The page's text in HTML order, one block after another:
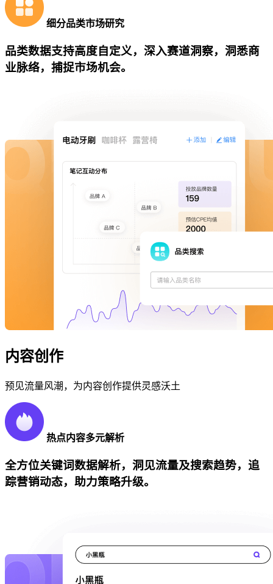
细分品类市场研究
品类数据支持高度自定义，深入赛道洞察，洞悉商
业脉络，捕捉市场机会。
内容创作
预见流量风潮，为内容创作提供灵感沃土
热点内容多元解析
全方位关键词数据解析，洞见流量及搜索趋势，追
踪营销动态，助力策略升级。